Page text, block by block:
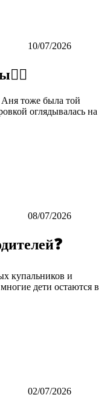
10/07/2026
Аня тоже была той
оглядывалась на
08/07/2026
купальников и
дети остаются в
02/07/2026